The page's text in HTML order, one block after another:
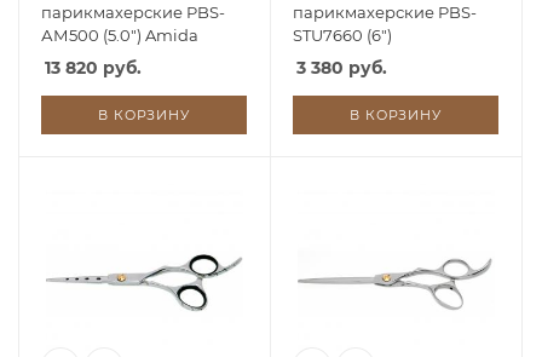
парикмахерские PBS-
АМ500 (5.0") Amida
13 820 руб.
В КОРЗИНУ
парикмахерские PBS-
STU7660 (6")
3 380 руб.
В КОРЗИНУ